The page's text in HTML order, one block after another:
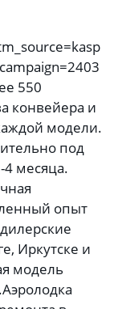
550
конвейера и
модели.
под
4 месяца.
опыт
Иркутске и
модель
Аэролодка